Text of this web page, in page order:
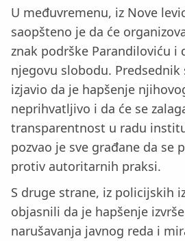
U međuvremenu, iz Nove
saopšteno je da će
znak podrške Parandiloviću i
njegovu slobodu. Predsednik
izjavio da je hapšenje
neprihvatljivo i da će se
transparentnost u radu
pozvao je sve građane da se
protiv autoritarnih praksi.
S druge strane, iz policijskih
objasnili da je hapšenje
narušavanja javnog reda i